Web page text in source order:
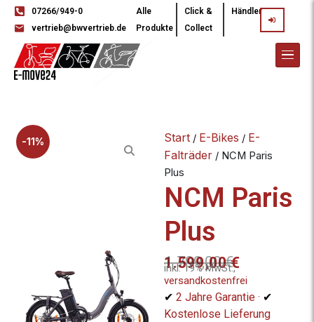
07266/949-0
vertrieb@bwvertrieb.de
Alle
Produkte
Click &
Collect
Händler
-11% Start / E-Bikes / E-
Falträder / NCM Paris
Plus
NCM Paris
Plus
1.799,00€
1.599,00€
inkl. 19% MwSt.,
versandkostenfrei
✔ 2 Jahre Garantie · ✔
Kostenlose Lieferung